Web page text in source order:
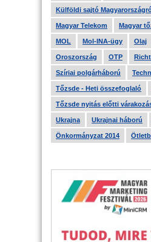
Külföldi sajtó
Magyar Telekom Magyar
MOL Mol-INA-ügy Olaj
Oroszország OTP
Szíriai polgárháború
Tőzsde - Heti összefoglaló
Tőzsde nyitás előtti
Ukrajna Ukrajnai háború
Önkormányzat 2014